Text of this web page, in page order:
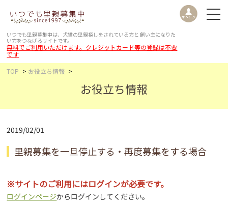
いつでも里親募集中は、犬猫の里親探しをされている方と 飼い主になりた
い方をつなげるサイトです。
無料でご利用いただけます。クレジットカード等の登録は不要
です
TOP
お役立ち情報
お役立ち情報
2019/02/01
里親募集を一旦停止する・再度募集をする場合
※サイトのご利用にはログインが必要です。
ログインページからログインしてください。